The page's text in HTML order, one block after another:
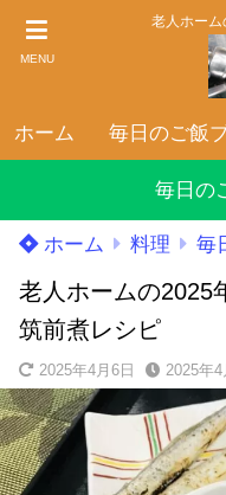
MENU
老人ホーム
ホーム 毎日のご飯
毎日の
ホーム 料理 毎
老人ホームの2025
筑前煮レシピ
2025年4月6日 2025年4